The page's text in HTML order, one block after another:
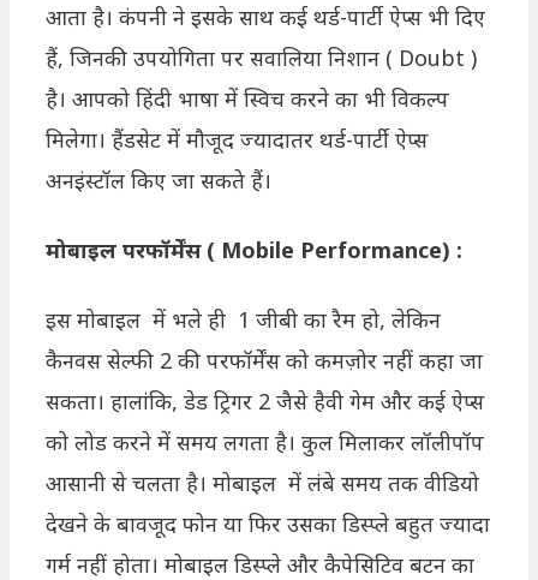
आता है। कंपनी ने इसके साथ कई थर्ड-पार्टी ऐप्स भी दिए
हैं, जिनकी उपयोगिता पर सवालिया निशान ( Doubt )
है। आपको हिंदी भाषा में स्विच करने का भी विकल्प
मिलेगा। हैंडसेट में मौजूद ज्यादातर थर्ड-पार्टी ऐप्स
अनइंस्टॉल किए जा सकते हैं।
मोबाइल परफॉर्मेंस ( Mobile Performance) :
इस मोबाइल में भले ही 1 जीबी का रैम हो, लेकिन
कैनवस सेल्फी 2 की परफॉर्मेंस को कमज़ोर नहीं कहा जा
सकता। हालांकि, डेड ट्रिगर 2 जैसे हैवी गेम और कई ऐप्स
को लोड करने में समय लगता है। कुल मिलाकर लॉलीपॉप
आसानी से चलता है। मोबाइल में लंबे समय तक वीडियो
देखने के बावजूद फोन या फिर उसका डिस्प्ले बहुत ज्यादा
गर्म नहीं होता। मोबाइल डिस्प्ले और कैपेसिटिव बटन का